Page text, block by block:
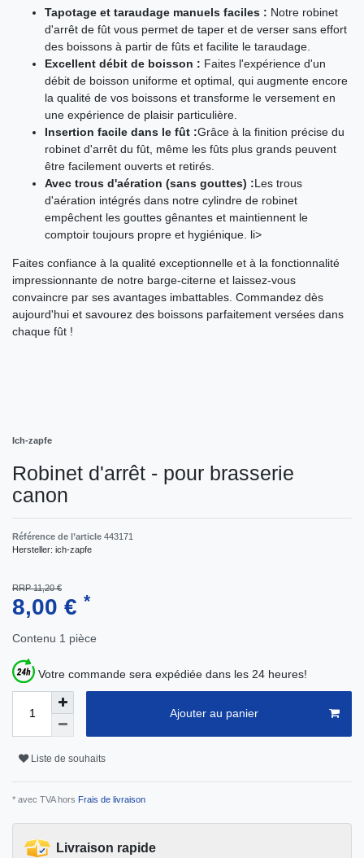
Tapotage et taraudage manuels faciles : Notre robinet
d'arrêt de fût vous permet de taper et de verser sans effort
des boissons à partir de fûts et facilite le taraudage.
Excellent débit de boisson : Faites l'expérience d'un
débit de boisson uniforme et optimal, qui augmente encore
la qualité de vos boissons et transforme le versement en
une expérience de plaisir particulière.
Insertion facile dans le fût :Grâce à la finition précise du
robinet d'arrêt du fût, même les fûts plus grands peuvent
être facilement ouverts et retirés.
Avec trous d'aération (sans gouttes) :Les trous
d'aération intégrés dans notre cylindre de robinet
empêchent les gouttes gênantes et maintiennent le
comptoir toujours propre et hygiénique. li>
Faites confiance à la qualité exceptionnelle et à la fonctionnalité
impressionnante de notre barge-citerne et laissez-vous
convaincre par ses avantages imbattables. Commandez dès
aujourd'hui et savourez des boissons parfaitement versées dans
chaque fût !
Ich-zapfe
Robinet d'arrêt - pour brasserie
canon
Référence de l’article 443171
Hersteller: ich-zapfe
RRP 11,20 €
8,00 € *
Contenu 1 pièce
Votre commande sera expédiée dans les 24 heures!
Ajouter au panier
Liste de souhaits
* avec TVA hors Frais de livraison
Livraison rapide